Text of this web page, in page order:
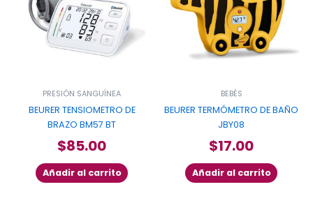
PRESIÓN SANGUÍNEA
BEURER TENSIOMETRO DE
BRAZO BM57 BT
$85.00
Añadir al carrito
BEBÉS
BEURER TERMÓMETRO DE BAÑO
JBY08
$17.00
Añadir al carrito